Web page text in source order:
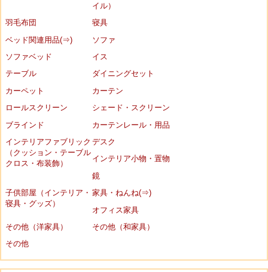
イル）
羽毛布団
寝具
ベッド関連用品(⇒)
ソファ
ソファベッド
イス
テーブル
ダイニングセット
カーペット
カーテン
ロールスクリーン
シェード・スクリーン
ブラインド
カーテンレール・用品
インテリアファブリック
（クッション・テーブル
クロス・布装飾）
デスク
インテリア小物・置物
鏡
子供部屋（インテリア・
寝具・グッズ）
家具・ねんね(⇒)
オフィス家具
その他（洋家具）
その他（和家具）
その他